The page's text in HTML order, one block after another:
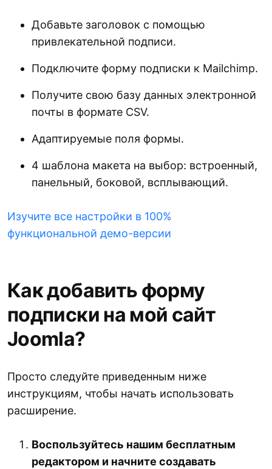
Добавьте заголовок с помощью
привлекательной подписи.
Подключите форму подписки к Mailchimp.
Получите свою базу данных электронной
почты в формате CSV.
Адаптируемые поля формы.
4 шаблона макета на выбор: встроенный,
панельный, боковой, всплывающий.
Изучите все настройки в 100%
функциональной демо-версии
Как добавить форму
подписки на мой сайт
Joomla?
Просто следуйте приведенным ниже
инструкциям, чтобы начать использовать
расширение.
Воспользуйтесь нашим бесплатным
редактором и начните создавать